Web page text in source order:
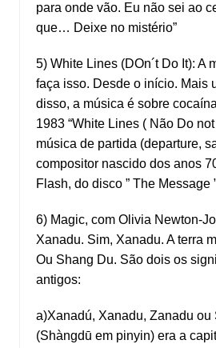
para onde vão. Eu não sei ao
que… Deixe no mistério”
5) White Lines (DOn´t Do It): A
faça isso. Desde o início. Mais
disso, a música é sobre
1983 “White Lines ( Não Do not
música de partida (departure,
compositor nascido dos anos
Flash, do disco ” The Message
6) Magic, com Olivia Newton-
Xanadu. Sim, Xanadu. A terra
Ou Shang Du. São dois os
antigos:
a)Xanadú, Xanadu, Zanadu ou
(Shàngdū em pinyin) era a